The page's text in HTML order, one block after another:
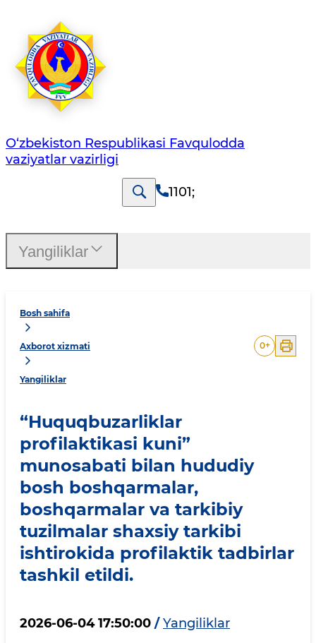
O‘zbеkistоn Rеspublikаsi Favqulodda
vaziyatlar vazirligi
1101;
Bosh sahifa
Axborot xizmati
Yangiliklar
0+
“Huquqbuzarliklar
profilaktikasi kuni”
munosabati bilan hududiy
bosh boshqarmalar,
boshqarmalar va tarkibiy
tuzilmalar shaxsiy tarkibi
ishtirokida profilaktik tadbirlar
tashkil etildi.
2026-06-04 17:50:00 / Yangiliklar
Yangiliklar